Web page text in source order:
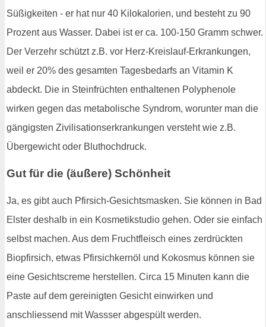
Süßigkeiten - er hat nur 40 Kilokalorien, und besteht zu 90
Prozent aus Wasser. Dabei ist er ca. 100-150 Gramm schwer.
Der Verzehr schützt z.B. vor Herz-Kreislauf-Erkrankungen,
weil er 20% des gesamten Tagesbedarfs an Vitamin K
abdeckt. Die in Steinfrüchten enthaltenen Polyphenole
wirken gegen das metabolische Syndrom, worunter man die
gängigsten Zivilisationserkrankungen versteht wie z.B.
Übergewicht oder Bluthochdruck.
Gut für die (äußere) Schönheit
Ja, es gibt auch Pfirsich-Gesichtsmasken. Sie können in Bad
Elster deshalb in ein Kosmetikstudio gehen. Oder sie einfach
selbst machen. Aus dem Fruchtfleisch eines zerdrückten
Biopfirsich, etwas Pfirsichkernöl und Kokosmus können sie
eine Gesichtscreme herstellen. Circa 15 Minuten kann die
Paste auf dem gereinigten Gesicht einwirken und
anschliessend mit Wassser abgespült werden.